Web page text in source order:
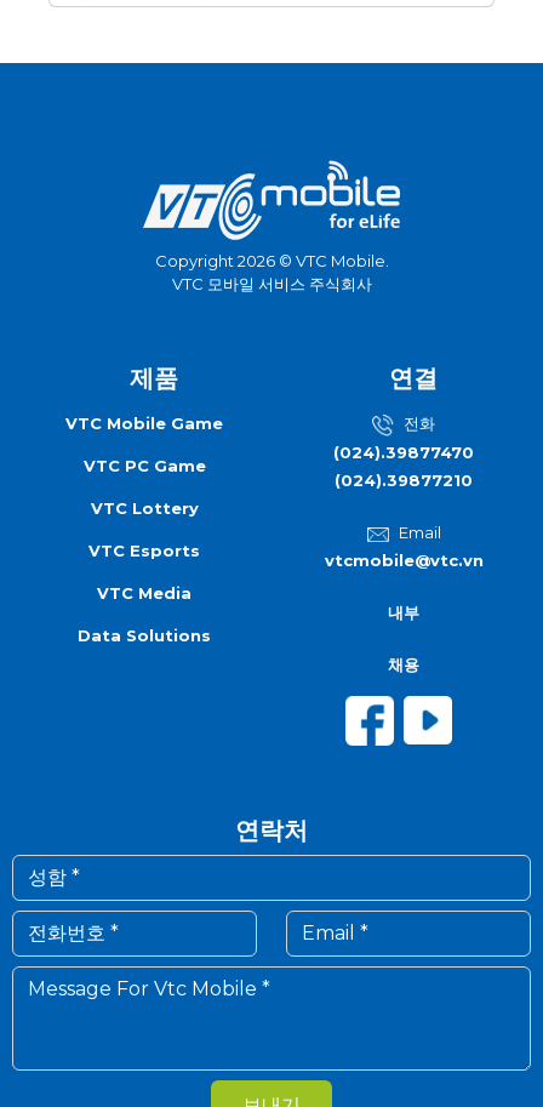
Copyright 2026 © VTC Mobile.
VTC 모바일 서비스 주식회사
제품
VTC Mobile Game
VTC PC Game
VTC Lottery
VTC Esports
VTC Media
Data Solutions
연결
전화
(024).39877470
(024).39877210
Email
vtcmobile@vtc.vn
내부
채용
연락처